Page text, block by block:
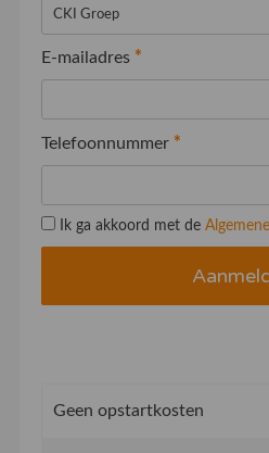
E-mailadres *
Telefoonnummer *
Ik ga akkoord met de
Geen opstartkosten